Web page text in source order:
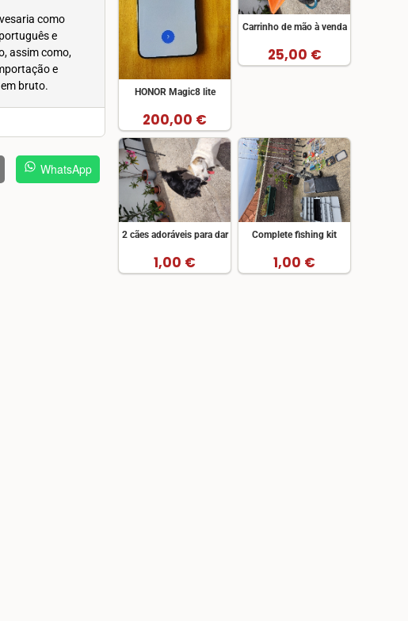
como
e
assim como,
e
bruto.
WhatsApp
HONOR Magic8 lite
200,00 €
Carrinho de mão à venda
25,00 €
2 cães adoráveis para dar
1,00 €
Complete fishing kit
1,00 €